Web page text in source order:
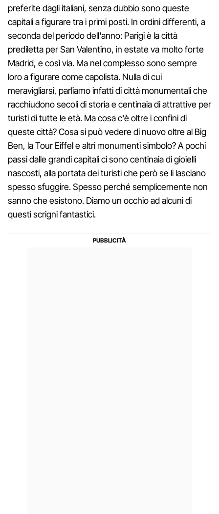
preferite dagli italiani, senza dubbio sono queste
capitali a figurare tra i primi posti. In ordini differenti, a
seconda del periodo dell'anno: Parigi è la città
prediletta per San Valentino, in estate va molto forte
Madrid, e così via. Ma nel complesso sono sempre
loro a figurare come capolista. Nulla di cui
meravigliarsi, parliamo infatti di città monumentali che
racchiudono secoli di storia e centinaia di attrattive per
turisti di tutte le età. Ma cosa c'è oltre i confini di
queste città? Cosa si può vedere di nuovo oltre al Big
Ben, la Tour Eiffel e altri monumenti simbolo? A pochi
passi dalle grandi capitali ci sono centinaia di gioielli
nascosti, alla portata dei turisti che però se li lasciano
spesso sfuggire. Spesso perché semplicemente non
sanno che esistono. Diamo un occhio ad alcuni di
questi scrigni fantastici.